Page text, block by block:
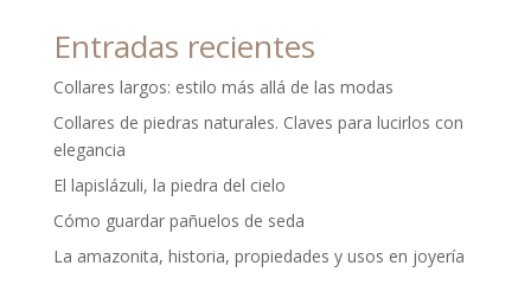
Entradas recientes
Collares largos: estilo más allá de las modas
Collares de piedras naturales. Claves para lucirlos con
elegancia
El lapislázuli, la piedra del cielo
Cómo guardar pañuelos de seda
La amazonita, historia, propiedades y usos en joyería